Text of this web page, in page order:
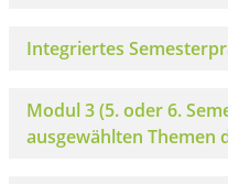
Integriertes
Modul 3 (5. oder 6.
ausgewählten Themen